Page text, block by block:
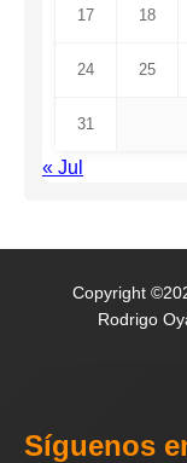
17 18
24 25
31
« Jul
Copyright
Rodrigo
Síguenos